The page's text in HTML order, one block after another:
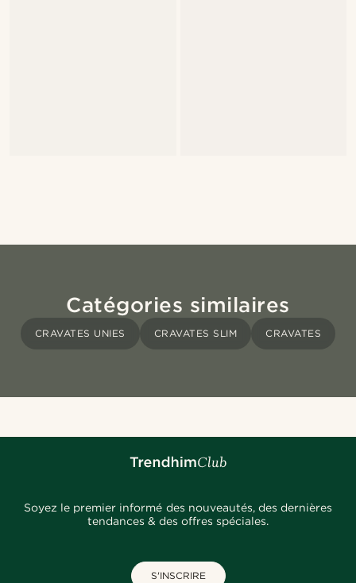
Catégories similaires
CRAVATES UNIES CRAVATES SLIM CRAVATES
Soyez le premier informé des nouveautés, des dernières
tendances & des offres spéciales.
S'INSCRIRE